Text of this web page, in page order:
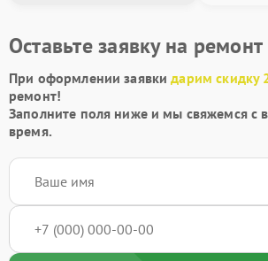
Оставьте заявку на ремонт
При оформлении заявкидарим скидку
ремонт!
Заполните поля ниже и мы свяжемся с
время.